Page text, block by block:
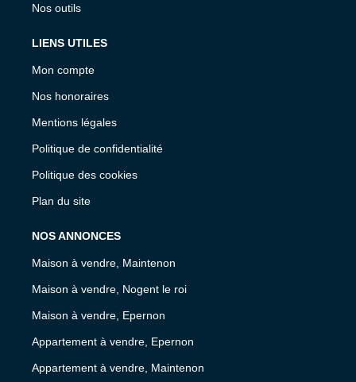
Nos outils
LIENS UTILES
Mon compte
Nos honoraires
Mentions légales
Politique de confidentialité
Politique des cookies
Plan du site
NOS ANNONCES
Maison à vendre, Maintenon
Maison à vendre, Nogent le roi
Maison à vendre, Epernon
Appartement à vendre, Epernon
Appartement à vendre, Maintenon